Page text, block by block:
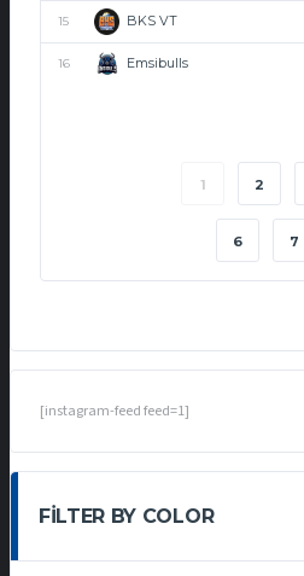
15 BKS VT
16 Emsibulls
1 2
6 7
[instagram-feed feed=1]
FILTER BY COLOR